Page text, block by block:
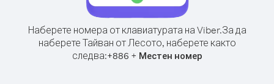
Наберете номера от клавиатурата на Viber.За да
наберете Тайван от Лесото, наберете както
следва:+886 + Местен номер